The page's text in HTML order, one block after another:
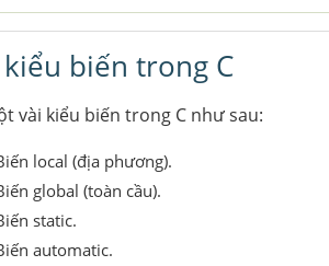
kiểu biến trong C
vài kiểu biến trong C như sau:
local (địa phương).
global (toàn cầu).
static.
automatic.